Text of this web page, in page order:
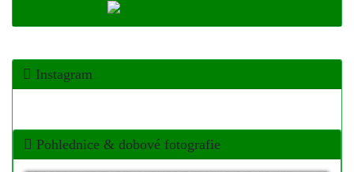
Instagram
Pohlednice & dobové fotografie